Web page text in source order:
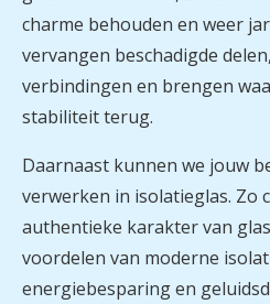
charme behouden en weer
vervangen beschadigde
verbindingen en brengen
stabiliteit terug.
Daarnaast kunnen we jouw
verwerken in isolatieglas. Zo
authentieke karakter van
voordelen van moderne
energiebesparing en